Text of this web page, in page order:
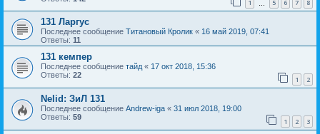
1 5 6 7 8
131 Ларгус
Последнее сообщение Титановый Кролик « 16 май 2019, 07:41
Ответы: 11
131 кемпер
Последнее сообщение тайд« 17 окт 2018, 15:36
Ответы: 22 1 2
Nelid: ЗиЛ 131
Последнее сообщение Andrew-iga « 31 июл 2018, 19:00
Ответы: 59 1 2 3